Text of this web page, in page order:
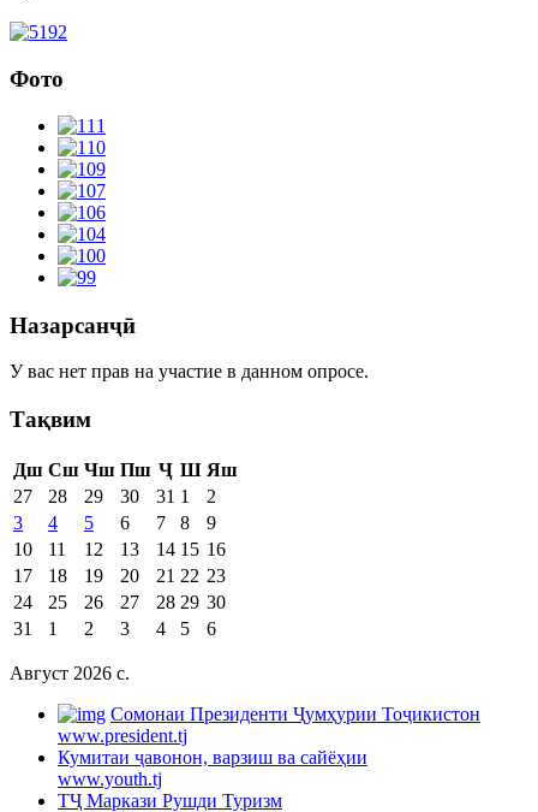
Фото
Назарсанҷӣ
У вас нет прав на участие в данном опросе.
Тақвим
Дш Сш Чш Пш Ҷ Ш Яш
27
28 29 30 31 1
2
3
4 5 6 7 8
9
10
11 12 13 14 15 16
17
18 19 20 21 22 23
24
25 26 27 28 29 30
31
1 2 3 4 5 6
Август 2026 c.
Cомонаи Президенти Ҷумҳурии Тоҷикистон
www.president.tj
Кумитаи ҷавонон, варзиш ва сайёҳии
www.youth.tj
ТҶ Маркази Рушди Туризм